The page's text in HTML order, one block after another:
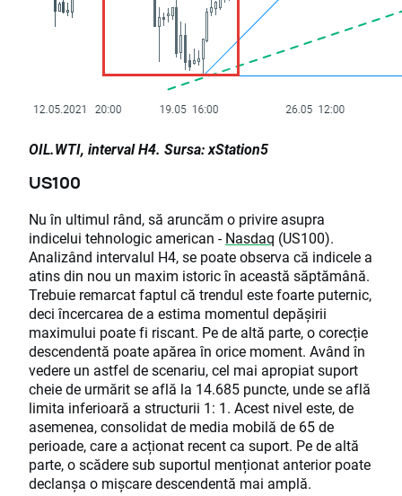
OIL.WTI, interval H4. Sursa: xStation5
US100
Nu în ultimul rând, să aruncăm o privire asupra
indicelui tehnologic american -Nasdaq (US100).
Analizând intervalul H4, se poate observa că indicele a
atins din nou un maxim istoric în această săptămână.
Trebuie remarcat faptul că trendul este foarte puternic,
deci încercarea de a estima momentul depășirii
maximului poate fi riscant. Pe de altă parte, o corecție
descendentă poate apărea în orice moment. Având în
vedere un astfel de scenariu, cel mai apropiat suport
cheie de urmărit se află la 14.685 puncte, unde se află
limita inferioară a structurii 1: 1. Acest nivel este, de
asemenea, consolidat de media mobilă de 65 de
perioade, care a acționat recent ca suport. Pe de altă
parte, o scădere sub suportul menționat anterior poate
declanșa o mișcare descendentă mai amplă.